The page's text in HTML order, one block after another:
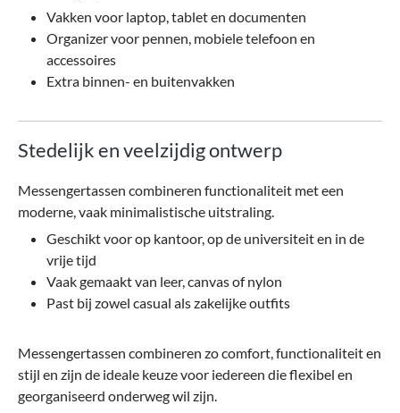
Vakken voor laptop, tablet en documenten
Organizer voor pennen, mobiele telefoon en
accessoires
Extra binnen- en buitenvakken
Stedelijk en veelzijdig ontwerp
Messengertassen combineren functionaliteit met een
moderne, vaak minimalistische uitstraling.
Geschikt voor op kantoor, op de universiteit en in de
vrije tijd
Vaak gemaakt van leer, canvas of nylon
Past bij zowel casual als zakelijke outfits
Messengertassen combineren zo comfort, functionaliteit en
stijl en zijn de ideale keuze voor iedereen die flexibel en
georganiseerd onderweg wil zijn.